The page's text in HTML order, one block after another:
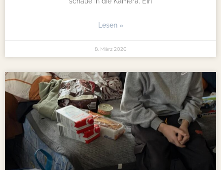
Lesen »
8. März 2026